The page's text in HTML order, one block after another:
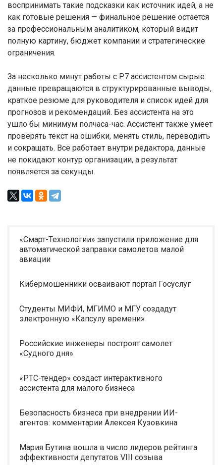
воспринимать такие подсказки как источник идей, а не
как готовые решения — финальное решение остаётся
за профессиональным аналитиком, который видит
полную картину, бюджет компании и стратегические
ограничения.
За несколько минут работы с Р7 ассистентом сырые
данные превращаются в структурированные выводы,
краткое резюме для руководителя и список идей для
прогнозов и рекомендаций. Без ассистента на это
ушло бы минимум полчаса-час. Ассистент также умеет
проверять текст на ошибки, менять стиль, переводить
и сокращать. Всё работает внутри редактора, данные
не покидают контур организации, а результат
появляется за секунды.
«Смарт-Технологии» запустили приложение для
автоматической заправки самолетов малой
авиации
Кибермошенники осваивают портал Госуслуг
Студенты МИФИ, МГИМО и МГУ создадут
электронную «Капсулу времени»
Российские инженеры построят самолет
«Судного дня»
«РТС-тендер» создаст интерактивного
ассистента для малого бизнеса
Безопасность бизнеса при внедрении ИИ-
агентов: комментарии Алексея Кузовкина
Мария Бутина вошла в число лидеров рейтинга
эффективности депутатов VIII созыва